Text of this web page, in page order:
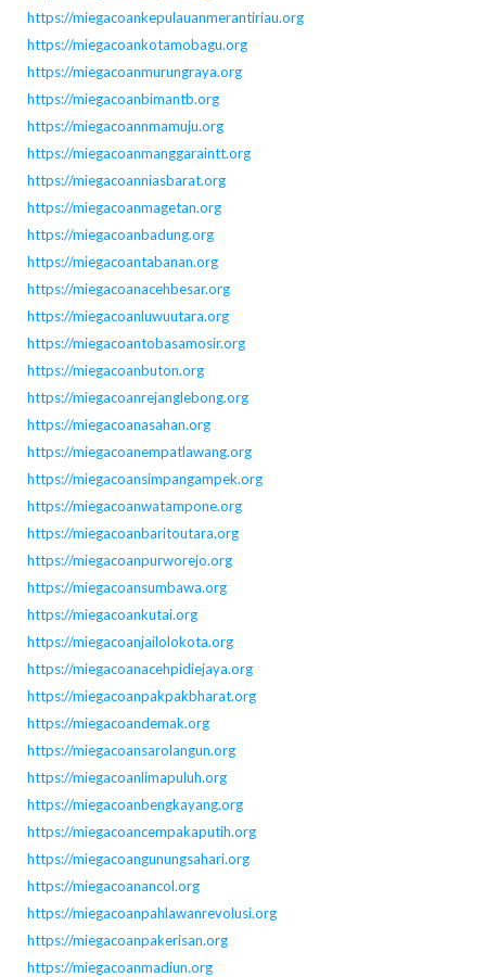
https://miegacoankepulauanmerantiriau.org
https://miegacoankotamobagu.org
https://miegacoanmurungraya.org
https://miegacoanbimantb.org
https://miegacoannmamuju.org
https://miegacoanmanggaraintt.org
https://miegacoanniasbarat.org
https://miegacoanmagetan.org
https://miegacoanbadung.org
https://miegacoantabanan.org
https://miegacoanacehbesar.org
https://miegacoanluwuutara.org
https://miegacoantobasamosir.org
https://miegacoanbuton.org
https://miegacoanrejanglebong.org
https://miegacoanasahan.org
https://miegacoanempatlawang.org
https://miegacoansimpangampek.org
https://miegacoanwatampone.org
https://miegacoanbaritoutara.org
https://miegacoanpurworejo.org
https://miegacoansumbawa.org
https://miegacoankutai.org
https://miegacoanjailolokota.org
https://miegacoanacehpidiejaya.org
https://miegacoanpakpakbharat.org
https://miegacoandemak.org
https://miegacoansarolangun.org
https://miegacoanlimapuluh.org
https://miegacoanbengkayang.org
https://miegacoancempakaputih.org
https://miegacoangunungsahari.org
https://miegacoanancol.org
https://miegacoanpahlawanrevolusi.org
https://miegacoanpakerisan.org
https://miegacoanmadiun.org